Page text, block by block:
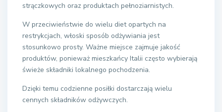
strączkowych oraz produktach pełnoziarnistych.
W przeciwieństwie do wielu diet opartych na
restrykcjach, włoski sposób odżywiania jest
stosunkowo prosty. Ważne miejsce zajmuje jakość
produktów, ponieważ mieszkańcy Italii często wybierają
świeże składniki lokalnego pochodzenia.
Dzięki temu codzienne posiłki dostarczają wielu
cennych składników odżywczych.